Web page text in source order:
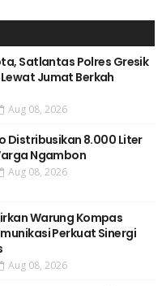
Satlantas Polres Gresik
Jumat Berkah
Aug 08, 2026
Distribusikan 8.000 Liter
Ngambon
Aug 08, 2026
Warung Kompas
Perkuat Sinergi
Aug 08, 2026